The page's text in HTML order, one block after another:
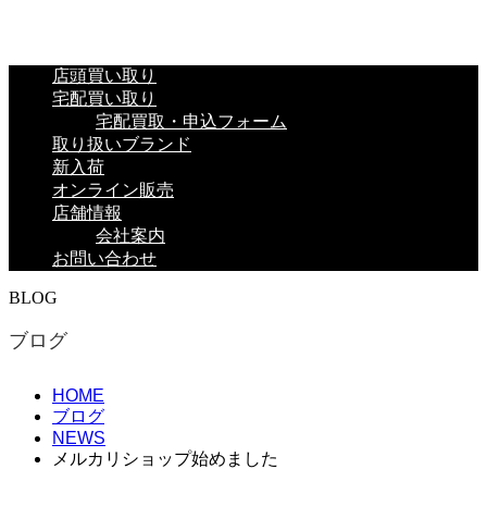
店頭買い取り
宅配買い取り
宅配買取・申込フォーム
取り扱いブランド
新入荷
オンライン販売
店舗情報
会社案内
お問い合わせ
BLOG
ブログ
HOME
ブログ
NEWS
メルカリショップ始めました